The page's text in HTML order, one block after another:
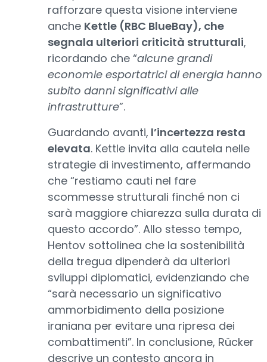
rafforzare questa visione interviene
anche Kettle (RBC BlueBay), che
segnala ulteriori criticità strutturali,
ricordando che “alcune grandi
economie esportatrici di energia hanno
subito danni significativi alle
infrastrutture”.
Guardando avanti, l’incertezza resta
elevata. Kettle invita alla cautela nelle
strategie di investimento, affermando
che “restiamo cauti nel fare
scommesse strutturali finché non ci
sarà maggiore chiarezza sulla durata di
questo accordo”. Allo stesso tempo,
Hentov sottolinea che la sostenibilità
della tregua dipenderà da ulteriori
sviluppi diplomatici, evidenziando che
“sarà necessario un significativo
ammorbidimento della posizione
iraniana per evitare una ripresa dei
combattimenti”. In conclusione, Rücker
descrive un contesto ancora in